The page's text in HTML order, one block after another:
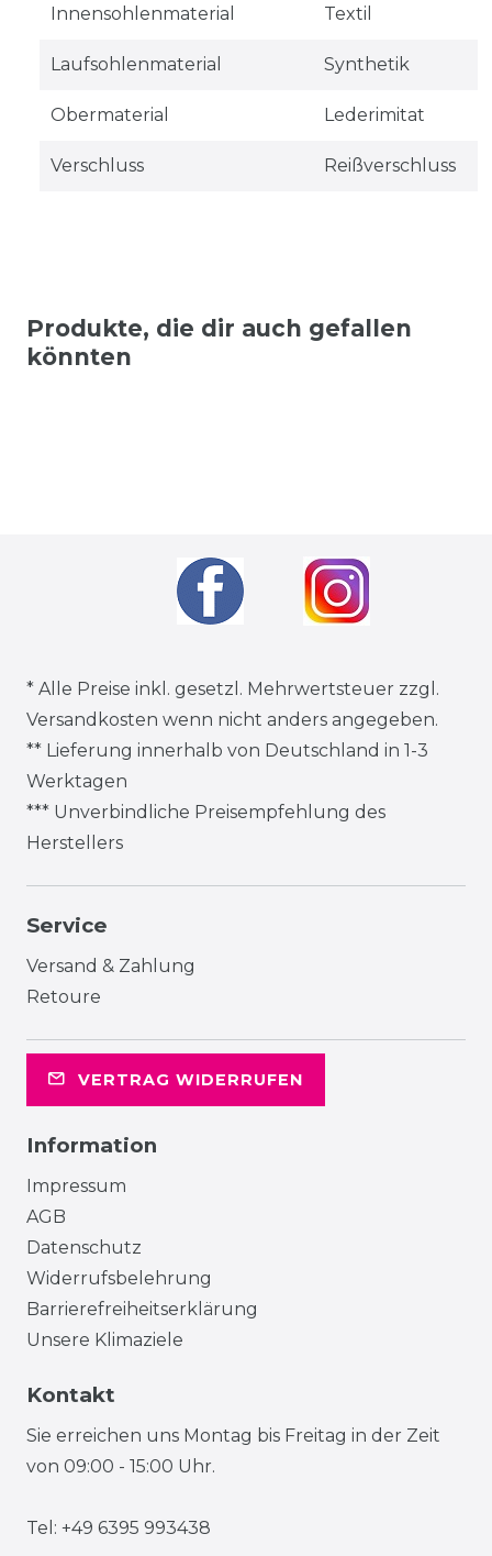
Innensohlenmaterial Textil
Laufsohlenmaterial Synthetik
Obermaterial Lederimitat
Verschluss Reißverschluss
Produkte, die dir auch gefallen
könnten
* Alle Preise inkl. gesetzl. Mehrwertsteuer zzgl.
Versandkosten wenn nicht anders angegeben.
** Lieferung innerhalb von Deutschland in 1-3
Werktagen
*** Unverbindliche Preisempfehlung des
Herstellers
Service
Versand & Zahlung
Retoure
VERTRAG WIDERRUFEN
Information
Impressum
AGB
Datenschutz
Widerrufsbelehrung
Barrierefreiheitserklärung
Unsere Klimaziele
Kontakt
Sie erreichen uns Montag bis Freitag in der Zeit
von 09:00 - 15:00 Uhr.
Tel: +49 6395 993438